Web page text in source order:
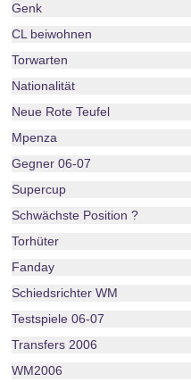
Genk
CL beiwohnen
Torwarten
Nationalität
Neue Rote Teufel
Mpenza
Gegner 06-07
Supercup
Schwächste Position ?
Torhüter
Fanday
Schiedsrichter WM
Testspiele 06-07
Transfers 2006
WM2006